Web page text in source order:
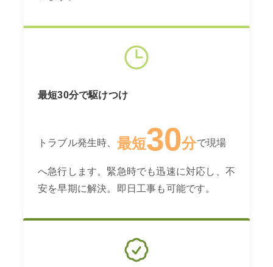
最短30分で駆けつけ
トラブル発生時、 最短30分で現場
へ急行します。緊急時でも迅速に対応し、不
安を早期に解決。即日工事も可能です。